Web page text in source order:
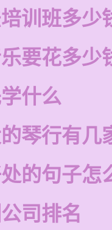
训班多少
要花多少
什么
琴行有几
的句子怎
司排名